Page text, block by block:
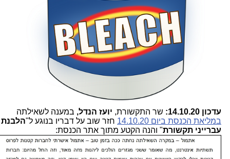
עדכון 14.10.20: שר התקשורת,יועז הנדל, במענה לשאילתה
במליאת הכנסת ביום 14.10.20
חזר שוב על דבריו בנוגע ל"הלבנת
עברייני תקשורת" והנה הקטע מתוך אתר הכנסת: